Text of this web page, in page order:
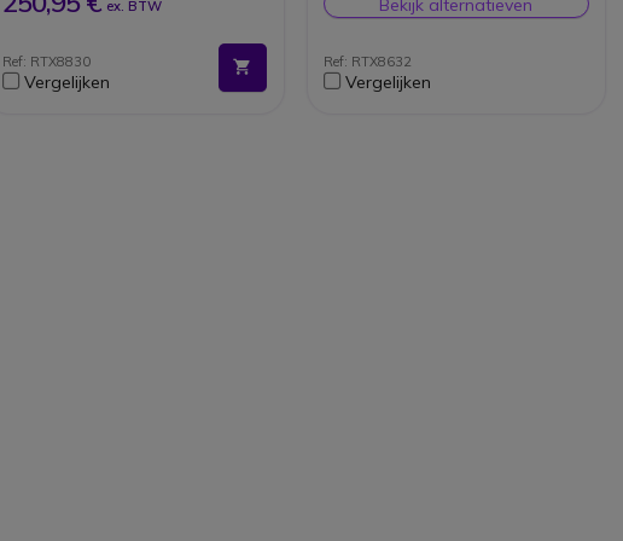
ex. BTW
Ref: RTX8830
Vergelijken
locatie)Bekijk alternatieven
Ref: RTX8632
Vergelijken